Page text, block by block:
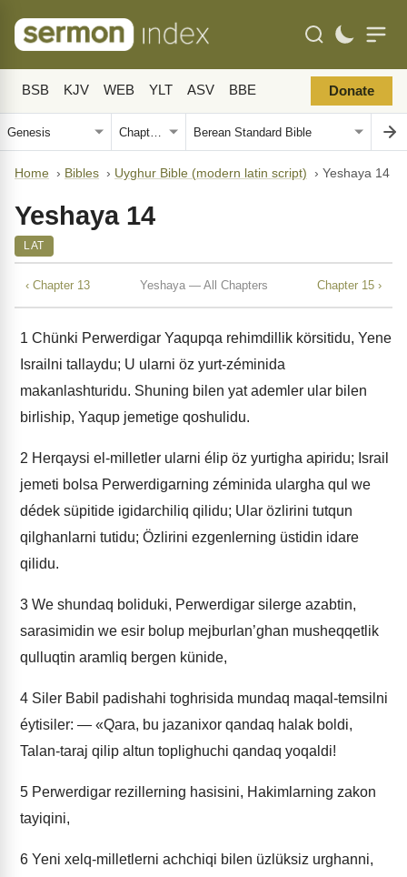
BSB KJV WEB YLT ASV BBE Donate
Home › Bibles › Uyghur Bible (modern latin script) › Yeshaya 14
Yeshaya 14
LAT
‹ Chapter 13 Yeshaya — All Chapters Chapter 15 ›
1 Chünki Perwerdigar Yaqupqa rehimdillik körsitidu, Yene
Israilni tallaydu; U ularni öz yurt-zéminida
makanlashturidu. Shuning bilen yat ademler ular bilen
birliship, Yaqup jemetige qoshulidu.
2 Herqaysi el-milletler ularni élip öz yurtigha apiridu; Israil
jemeti bolsa Perwerdigarning zéminida ulargha qul we
dédek süpitide igidarchiliq qilidu; Ular özlirini tutqun
qilghanlarni tutidu; Özlirini ezgenlerning üstidin idare
qilidu.
3 We shundaq boliduki, Perwerdigar silerge azabtin,
sarasimidin we esir bolup mejburlan’ghan musheqqetlik
qulluqtin aramliq bergen künide,
4 Siler Babil padishahi toghrisida mundaq maqal-temsilni
éytisiler: — «Qara, bu jazanixor qandaq halak boldi,
Talan-taraj qilip altun toplighuchi qandaq yoqaldi!
5 Perwerdigar rezillerning hasisini, Hakimlarning zakon
tayiqini,
6 Yeni xelq-milletlerni achchiqi bilen üzlüksiz urghanni,